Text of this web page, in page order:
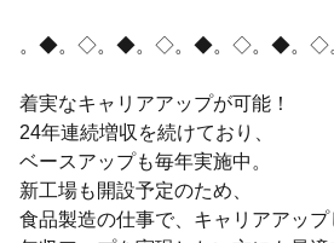
。◆。◇。◆。◇。◆。◇。◆。◇
着実なキャリアアップが可能！
24年連続増収を続けており、
ベースアップも毎年実施中。
新工場も開設予定のため、
食品製造の仕事で、キャリアアップ